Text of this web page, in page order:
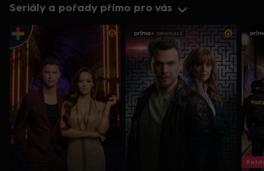
Seriály a pořady přímo pro vás